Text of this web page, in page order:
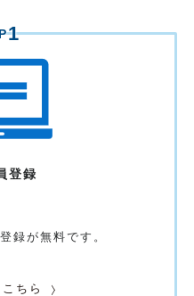
1
登録
録が無料です。
ちら